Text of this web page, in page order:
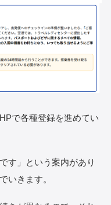
で各種登録を進めてい
す」という案内があり
いきます。